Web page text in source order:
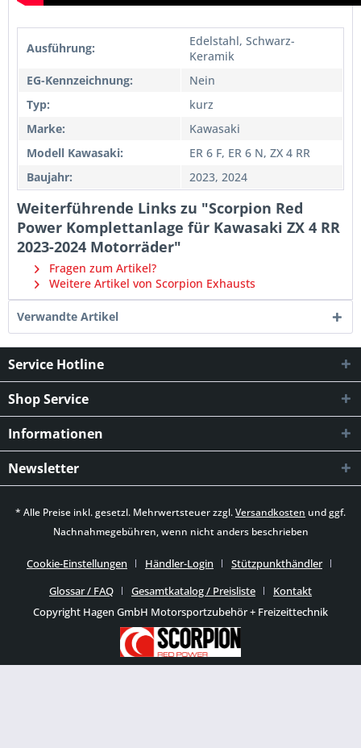
Ausführung:
Edelstahl, Schwarz-
Keramik
EG-Kennzeichnung:
Nein
Typ:
kurz
Marke:
Kawasaki
Modell Kawasaki:
ER 6 F, ER 6 N, ZX 4 RR
Baujahr:
2023, 2024
Weiterführende Links zu "Scorpion Red
Power Komplettanlage für Kawasaki ZX 4 RR
2023-2024 Motorräder"
Fragen zum Artikel?
Weitere Artikel von Scorpion Exhausts
Verwandte Artikel
Service Hotline
Shop Service
Informationen
Newsletter
* Alle Preise inkl. gesetzl. Mehrwertsteuer zzgl.Versandkosten und ggf.
Nachnahmegebühren, wenn nicht anders beschrieben
Cookie-Einstellungen Händler-Login
Stützpunkthändler
Glossar / FAQ
Gesamtkatalog / Preisliste
Kontakt
Copyright Hagen GmbH Motorsportzubehör + Freizeittechnik